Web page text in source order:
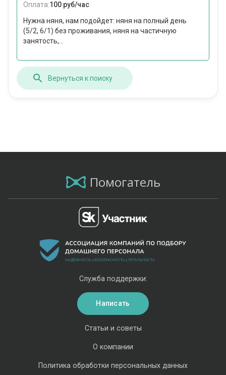
Оплата:100 руб/час
Нужна няня, нам подойдет: няня на полный день
(5/2, 6/1) без проживания, няня на частичную
занятость,...
Вернуться к поиску
Помогатель
Статьи и советы
О компании
Политика обработки персональных данных
Служба поддержки:
Написать